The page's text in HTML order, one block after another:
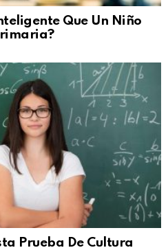
Que Un Niño
Prueba De Cultura